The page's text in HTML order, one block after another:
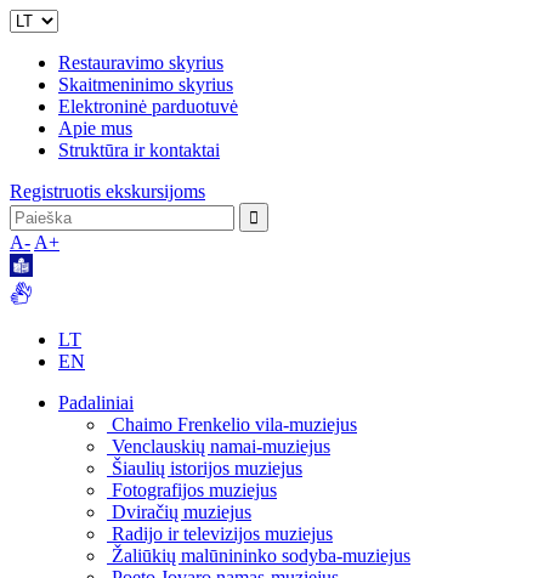
Restauravimo skyrius
Skaitmeninimo skyrius
Elektroninė parduotuvė
Apie mus
Struktūra ir kontaktai
Registruotis ekskursijoms
A- A+
LT
EN
Padaliniai
Chaimo Frenkelio vila-muziejus
Venclauskių namai-muziejus
Šiaulių istorijos muziejus
Fotografijos muziejus
Dviračių muziejus
Radijo ir televizijos muziejus
Žaliūkių malūnininko sodyba-muziejus